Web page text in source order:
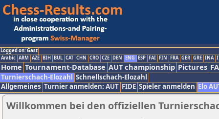
Logged on: Gast
Arabic ARM AZE BIH BUL CAT CHN CRO CZE DEN ENG ESP FAI FIN FRA GER GRE INA
Home Tournament-Database AUT championship Pictures
Turnierschach-Elozahl Schnellschach-Elozahl
Allgemeines Turnier anmelden: AUT FIDE Spieler anmelden Elo
Willkommen bei den offiziellen